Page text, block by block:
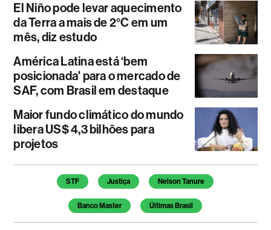
El Niño pode levar aquecimento
da Terra a mais de 2°C em um
mês, diz estudo
América Latina está ‘bem
posicionada' para o mercado de
SAF, com Brasil em destaque
Maior fundo climático do mundo
libera US$ 4,3 bilhões para
projetos
Temas deste artigo
STF Justiça Nelson Tanure
Banco Master Últimas Brasil